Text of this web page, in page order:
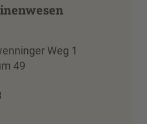
Weg 1
49